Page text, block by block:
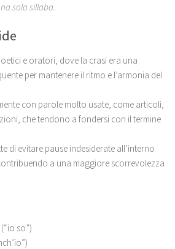
sola sillaba.
e oratori, dove la crasi era una
per mantenere il ritmo e l’armonia del
con parole molto usate, come articoli,
che tendono a fondersi con il termine
di evitare pause indesiderate all’interno
a una maggiore scorrevolezza
so”)